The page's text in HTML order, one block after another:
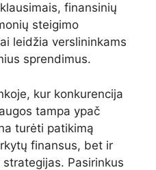
finansinių
steigimo
leidžia verslininkams
sprendimus.
kur konkurencija
tampa ypač
turėti patikimą
finansus, bet ir
Pasirinkus